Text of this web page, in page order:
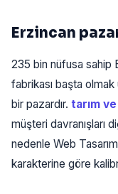
Erzincan
235 bin nüfusa sahip
fabrikası başta
bir pazardır. tarım
müşteri davranışları
nedenle Web
karakterine göre